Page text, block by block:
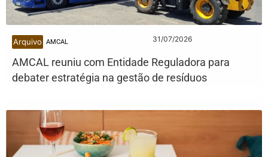
Arquivo AMCAL 31/07/2026
AMCAL reuniu com Entidade Reguladora para
debater estratégia na gestão de resíduos